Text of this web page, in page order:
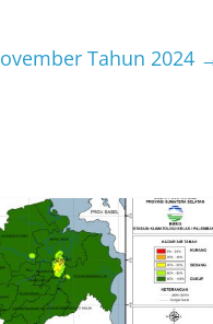
Tahun 2024